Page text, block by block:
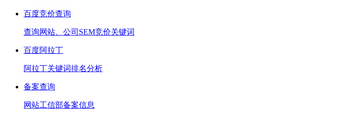
百度竞价查询
查询网站、公司SEM竞价关键词
百度阿拉丁
阿拉丁关键词排名分析
备案查询
网站工信部备案信息